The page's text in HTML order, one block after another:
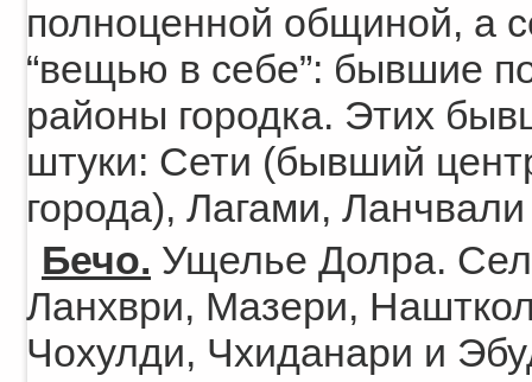
полноценной общиной, а
“вещью в себе”: бывшие
районы городка. Этих
штуки: Сети (бывший
города), Лагами,
Бечо. Ущелье Долра.
Ланхври, Мазери,
Чохулди, Чхиданари и